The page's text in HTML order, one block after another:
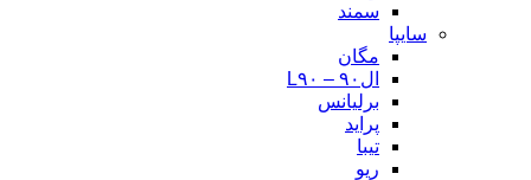
سمند
سایپا
مگان
ال۹۰ – L۹۰
برلیانس
پراید
تیبا
ریو